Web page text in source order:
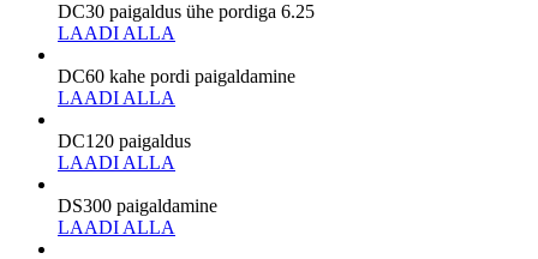
DC30 paigaldus ühe pordiga 6.25
LAADI ALLA
DC60 kahe pordi paigaldamine
LAADI ALLA
DC120 paigaldus
LAADI ALLA
DS300 paigaldamine
LAADI ALLA